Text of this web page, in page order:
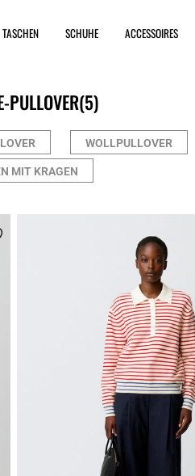
TASCHEN SCHUHE ACCESSOIRES
PULLOVER(5)
WOLLPULLOVER
MIT KRAGEN